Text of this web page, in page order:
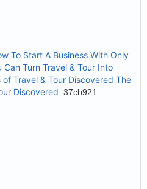
To Start A Business With Only
Can Turn Travel & Tour Into
Travel & Tour Discovered The
Discovered 37cb921